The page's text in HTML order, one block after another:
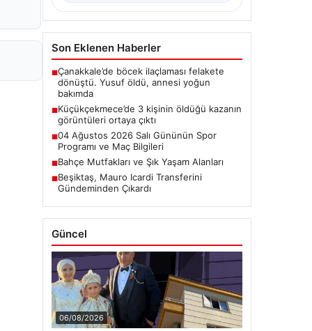
Son Eklenen Haberler
■Çanakkale’de böcek ilaçlaması felakete
dönüştü. Yusuf öldü, annesi yoğun
bakımda
■Küçükçekmece’de 3 kişinin öldüğü kazanın
görüntüleri ortaya çıktı
■04 Ağustos 2026 Salı Gününün Spor
Programı ve Maç Bilgileri
■Bahçe Mutfakları ve Şık Yaşam Alanları
■Beşiktaş, Mauro Icardi Transferini
Gündeminden Çıkardı
Güncel
06/08/2026